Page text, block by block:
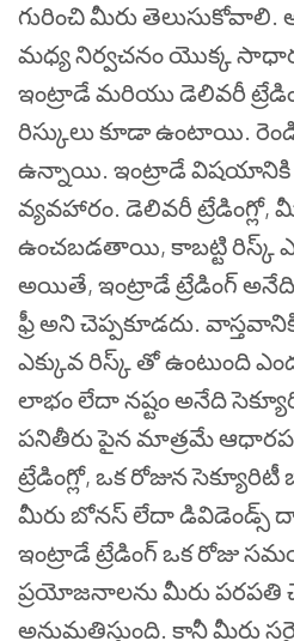
గురించి మీరు తెలుసుకోవాలి.
మధ్య నిర్వచనం యొక్క
ఇంట్రాడే మరియు డెలివరీ
రిస్కులు కూడా ఉంటాయి.
ఉన్నాయి. ఇంట్రాడే విషయానికి
వ్యవహారం. డెలివరీ ట్రేడింగ్లో,
ఉంచబడతాయి, కాబట్టి రిస్క్
అయితే, ఇంట్రాడే ట్రేడింగ్
ఫ్రీ అని చెప్పకూడదు.
ఎక్కువ రిస్క్ తో ఉంటుంది
లాభం లేదా నష్టం అనేది
పనితీరు పైన మాత్రమే
ట్రేడింగ్లో, ఒక రోజున
మీరు బోనస్ లేదా డివిడెండ్స్
ఇంట్రాడే ట్రేడింగ్ ఒక రోజు
ప్రయోజనాలను మీరు పరపతి
అనుమతిస్తుంది. కానీ మీరు